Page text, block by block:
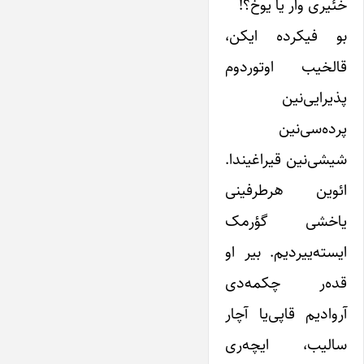
خئیری وار یا یوخ؟!
بو فیکرده ایکن،
قالخیب اوتوردوم
پذیرایی‌نین
پرده‌سی‌نین
شیشی‌نین قیراغیندا.
ائوین هرطرفینی
یاخشی گؤرمک
ایسته‌ییردیم. بیر او
قده‌ر چکمه‌دی
آروادیم قاپی‌یا آچار
سالیب، ایچه‌ری